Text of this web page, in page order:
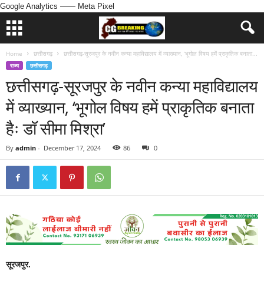
Google Analytics —— Meta Pixel
Home छत्तीसगढ़ छत्तीसगढ़-सूरजपुर के नवीन कन्या महाविद्यालय में व्याख्यान, ‘भूगोल विषय हमें प्राकृतिक बनाता...
राज्य छत्तीसगढ़
छत्तीसगढ़-सूरजपुर के नवीन कन्या महाविद्यालय
में व्याख्यान, ‘भूगोल विषय हमें प्राकृतिक बनाता
हैः डॉ सीमा मिश्रा’
By admin - December 17, 2024 86 0
सूरजपुर.